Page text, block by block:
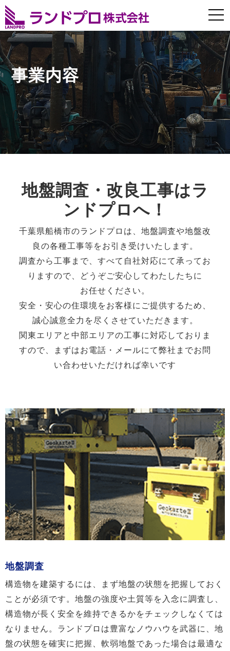
事業内容
地盤調査・改良工事はラ
ンドプロへ！
千葉県船橋市のランドプロは、地盤調査や地盤改
良の各種工事等をお引き受けいたします。
調査から工事まで、すべて自社対応にて承ってお
りますので、どうぞご安心してわたしたちに
お任せください。
安全・安心の住環境をお客様にご提供するため、
誠心誠意全力を尽くさせていただきます。
関東エリアと中部エリアの工事に対応しておりま
すので、まずはお電話・メールにて弊社までお問
い合わせいただければ幸いです
地盤調査
構造物を建築するには、まず地盤の状態を把握しておく
ことが必須です。地盤の強度や土質等を入念に調査し、
構造物が長く安全を維持できるかをチェックしなくては
なりません。ランドプロは豊富なノウハウを武器に、地
盤の状態を確実に把握、軟弱地盤であった場合は最適な
t
o
g
g
l
e
n
i